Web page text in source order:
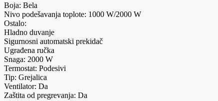
Boja: Bela
Nivo podešavanja toplote: 1000 W/2000 W
Ostalo:
Hladno duvanje
Sigurnosni automatski prekidač
Ugrađena ručka
Snaga: 2000 W
Termostat: Podesivi
Tip: Grejalica
Ventilator: Da
Zaštita od pregrevanja: Da